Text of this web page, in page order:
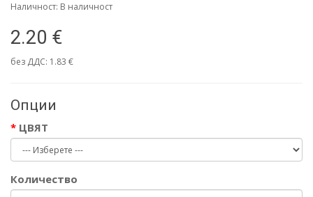
Наличност: В наличност
2.20 €
без ДДС: 1.83 €
Опции
ЦВЯТ
Количество